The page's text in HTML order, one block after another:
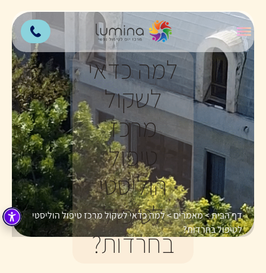
למה כדאי
לשקול
מרכז
טיפול
הוליסטי
לטיפול
בחרדות?
דף הבית>מאמרים>למה כדאי לשקול מרכז טיפול הוליסטי
לטיפול בחרדות?